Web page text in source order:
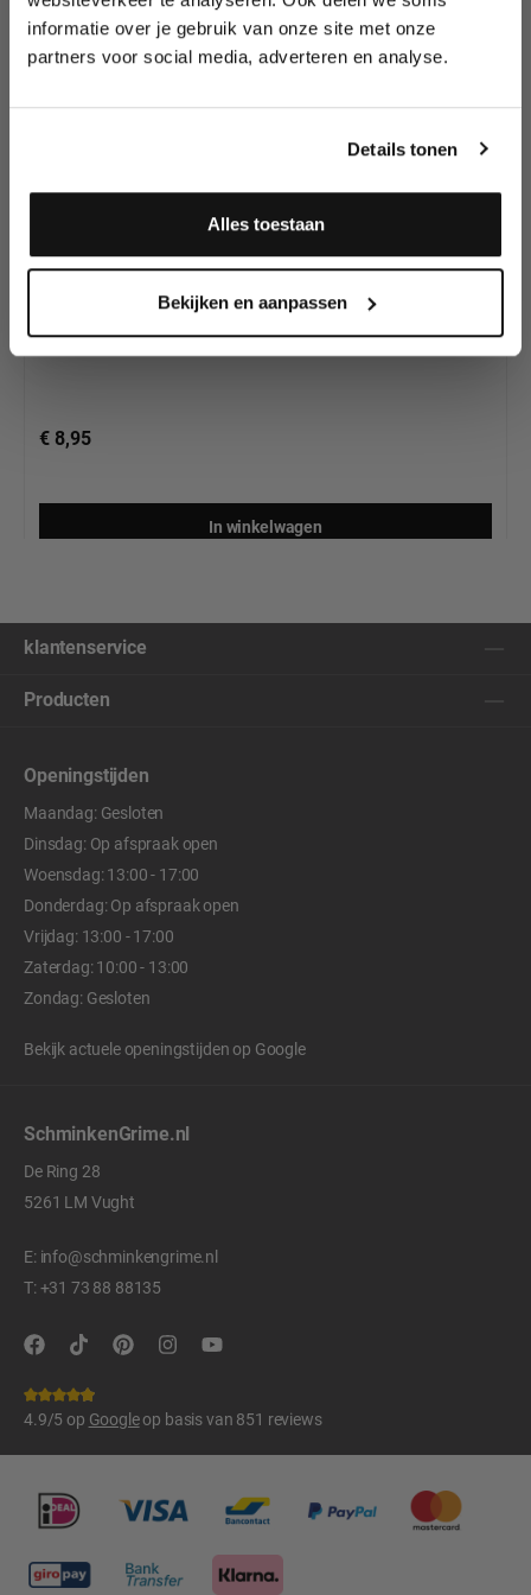
informatie over je gebruik van onze site met onze
partners voor social media, adverteren en analyse.
Details tonen
Alles toestaan
Bekijken en aanpassen
Diamond FX
€ 8,95
In winkelwagen
klantenservice
Producten
Openingstijden
Maandag: Gesloten
Dinsdag: Op afspraak open
Woensdag: 13:00 - 17:00
Donderdag: Op afspraak open
Vrijdag: 13:00 - 17:00
Zaterdag: 10:00 - 13:00
Zondag: Gesloten
Bekijk actuele openingstijden op Google
SchminkenGrime.nl
De Ring 28
5261 LM Vught
E: info@schminkengrime.nl
T:+31 73 88 88135
4.9/5 op Googleop basis van 851 reviews
wedstrijden en meer.
Meld je aan en ontvang direct
Ja, ik meld me aan